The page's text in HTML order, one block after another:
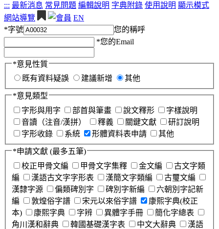
::: 最新消息 常見問題 編輯說明 字典附錄 使用說明 顯示模式
網站導覽
EN
*字號
您的稱呼
*您的Email
*意見性質
既有資料疑誤
建議新增 其他
*意見類型
字形與用字
部首與筆畫 說文釋形
字樣說明
音讀（注音/漢拼）
釋義 關鍵文獻
研訂說明
字形收錄
系統 形體資料表申請 其他
*申請文獻 (最多五筆)
校正甲骨文編
甲骨文字集釋 金文編
古文字類
編
漢語古文字字形表 漢簡文字類編
古璽文編
漢隸字源
偏類碑別字 碑別字新編
六朝別字記新
編
敦煌俗字譜 宋元以來俗字譜
康熙字典(校正
本)
康熙字典 字辨 異體字手冊
簡化字總表
角川漢和辭典
韓國基礎漢字表 中文大辭典
漢語